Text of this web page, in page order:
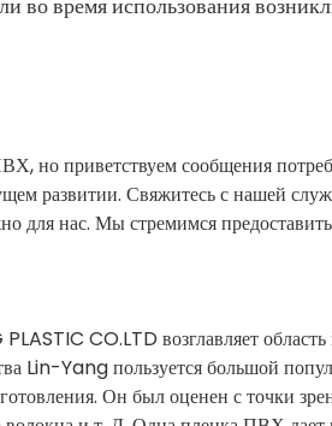
но приветствуем сообщения
развитии. Свяжитесь с нашей
для нас. Мы стремимся
CO.LTD возглавляет
Lin-Yang пользуется большой
Он был оценен с точки